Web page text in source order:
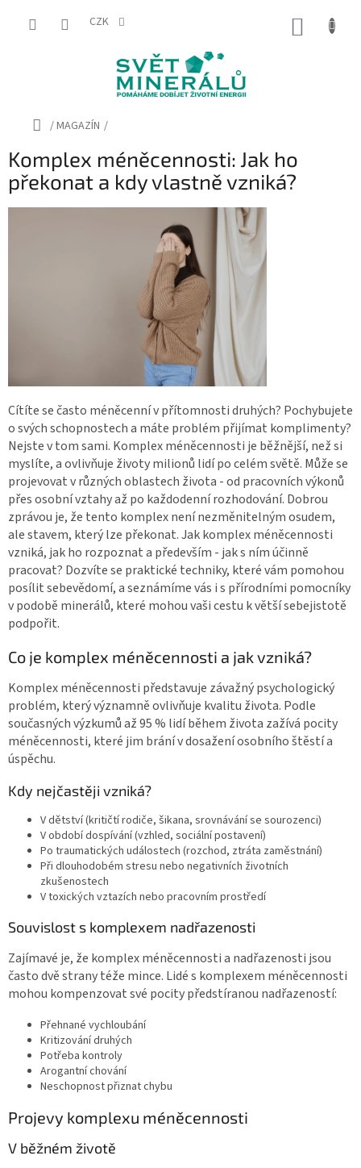
CZK
Domů
/MAGAZÍN /
Komplex méněcennosti: Jak ho
překonat a kdy vlastně vzniká?
Cítíte se často méněcenní v přítomnosti druhých? Pochybujete
o svých schopnostech a máte problém přijímat komplimenty?
Nejste v tom sami. Komplex méněcennosti je běžnější, než si
myslíte, a ovlivňuje životy milionů lidí po celém světě. Může se
projevovat v různých oblastech života - od pracovních výkonů
přes osobní vztahy až po každodenní rozhodování. Dobrou
zprávou je, že tento komplex není nezměnitelným osudem,
ale stavem, který lze překonat. Jak komplex méněcennosti
vzniká, jak ho rozpoznat a především - jak s ním účinně
pracovat? Dozvíte se praktické techniky, které vám pomohou
posílit sebevědomí, a seznámíme vás i s přírodními pomocníky
v podobě minerálů, které mohou vaši cestu k větší sebejistotě
podpořit.
Co je komplex méněcennosti a jak vzniká?
Komplex méněcennosti představuje závažný psychologický
problém, který významně ovlivňuje kvalitu života. Podle
současných výzkumů až 95 % lidí během života zažívá pocity
méněcennosti, které jim brání v dosažení osobního štěstí a
úspěchu.
Kdy nejčastěji vzniká?
V dětství (kritičtí rodiče, šikana, srovnávání se sourozenci)
V období dospívání (vzhled, sociální postavení)
Po traumatických událostech (rozchod, ztráta zaměstnání)
Při dlouhodobém stresu nebo negativních životních
zkušenostech
V toxických vztazích nebo pracovním prostředí
Souvislost s komplexem nadřazenosti
Zajímavé je, že komplex méněcennosti a nadřazenosti jsou
často dvě strany téže mince. Lidé s komplexem méněcennosti
mohou kompenzovat své pocity předstíranou nadřazeností:
Přehnané vychloubání
Kritizování druhých
Potřeba kontroly
Arogantní chování
Neschopnost přiznat chybu
Projevy komplexu méněcennosti
V běžném životě